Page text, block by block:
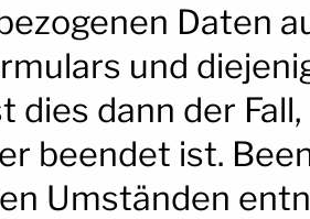
Daten
und
dies dann der
beendet ist.
Umständen